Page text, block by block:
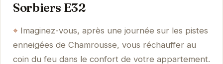
Sorbiers E32
Imaginez-vous, après une journée sur les pistes
enneigées de Chamrousse, vous réchauffer au
coin du feu dans le confort de votre appartement.